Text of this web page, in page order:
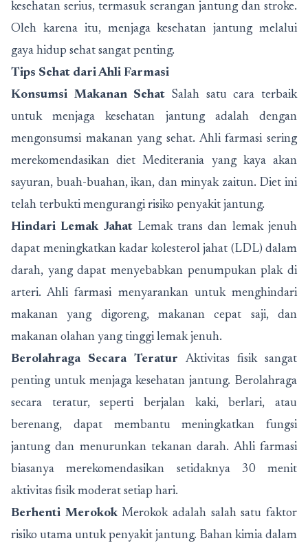
kesehatan serius, termasuk serangan jantung dan stroke.
Oleh karena itu, menjaga kesehatan jantung melalui
gaya hidup sehat sangat penting.
Tips Sehat dari Ahli Farmasi
Konsumsi Makanan Sehat Salah satu cara terbaik
untuk menjaga kesehatan jantung adalah dengan
mengonsumsi makanan yang sehat. Ahli farmasi sering
merekomendasikan diet Mediterania yang kaya akan
sayuran, buah-buahan, ikan, dan minyak zaitun. Diet ini
telah terbukti mengurangi risiko penyakit jantung.
Hindari Lemak Jahat Lemak trans dan lemak jenuh
dapat meningkatkan kadar kolesterol jahat (LDL) dalam
darah, yang dapat menyebabkan penumpukan plak di
arteri. Ahli farmasi menyarankan untuk menghindari
makanan yang digoreng, makanan cepat saji, dan
makanan olahan yang tinggi lemak jenuh.
Berolahraga Secara Teratur Aktivitas fisik sangat
penting untuk menjaga kesehatan jantung. Berolahraga
secara teratur, seperti berjalan kaki, berlari, atau
berenang, dapat membantu meningkatkan fungsi
jantung dan menurunkan tekanan darah. Ahli farmasi
biasanya merekomendasikan setidaknya 30 menit
aktivitas fisik moderat setiap hari.
Berhenti MerokokMerokok adalah salah satu faktor
risiko utama untuk penyakit jantung. Bahan kimia dalam